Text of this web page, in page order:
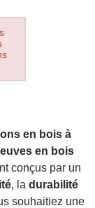
en bois à
en bois
conçus par un
, la durabilité
souhaitiez une